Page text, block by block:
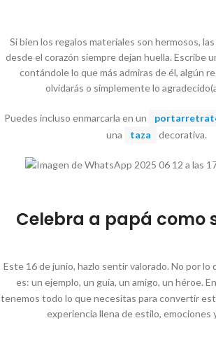
Si bien los regalos materiales son hermosos,
desde el corazón siempre dejan huella. Escribe
contándole lo que más admiras de él, algún
olvidarás o simplemente lo
Puedes incluso enmarcarla en un
una
taza decorativa.
Celebra a papá como
Este 16 de junio, hazlo sentir valorado. No por lo
es: un ejemplo, un guía, un amigo, un héroe. En
tenemos todo lo que necesitas para convertir
experiencia llena de estilo, emociones